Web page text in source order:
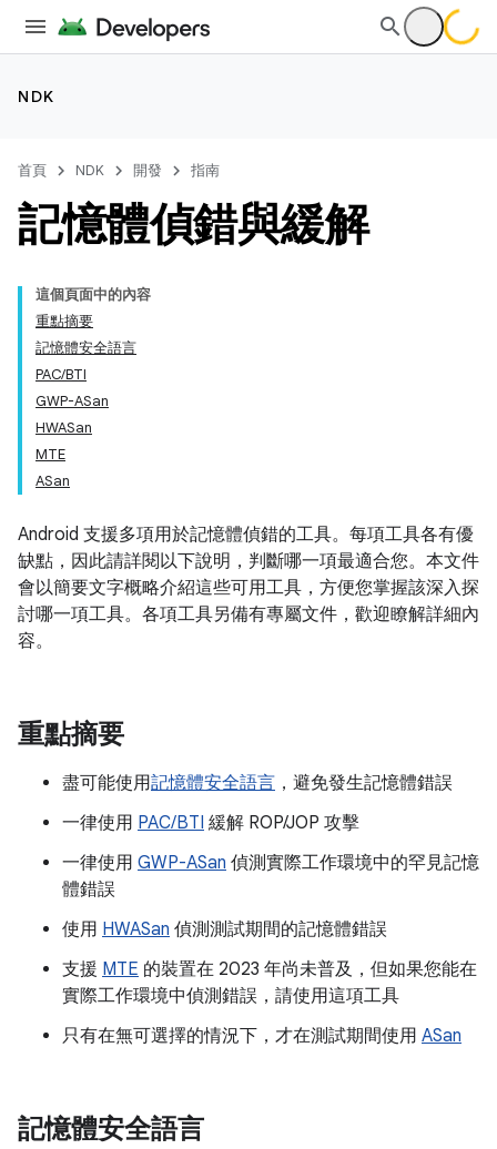
NDK
首頁 NDK 開發 指南
記憶體偵錯與緩解
這個頁面中的內容
重點摘要
記憶體安全語言
PAC/BTI
GWP-ASan
HWASan
MTE
ASan
Android 支援多項用於記憶體偵錯的工具。每項工具各有優
缺點，因此請詳閱以下說明，判斷哪一項最適合您。本文件
會以簡要文字概略介紹這些可用工具，方便您掌握該深入探
討哪一項工具。各項工具另備有專屬文件，歡迎瞭解詳細內
容。
重點摘要
盡可能使用記憶體安全語言 ，避免發生記憶體錯誤
一律使用 PAC/BTI 緩解 ROP/JOP 攻擊
一律使用 GWP-ASan 偵測實際工作環境中的罕見記憶
體錯誤
使用 HWASan 偵測測試期間的記憶體錯誤
支援 MTE 的裝置在 2023 年尚未普及，但如果您能在
實際工作環境中偵測錯誤，請使用這項工具
只有在無可選擇的情況下，才在測試期間使用 ASan
記憶體安全語言